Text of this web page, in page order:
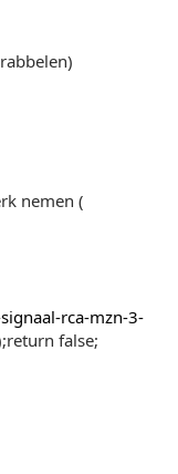
nemen (
rca-mzn-3-
false;